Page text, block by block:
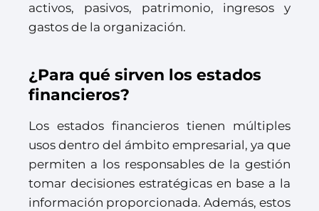
activos, pasivos, patrimonio, ingresos y
gastos de la organización.
¿Para qué sirven los estados
financieros?
Los estados financieros tienen múltiples
usos dentro del ámbito empresarial, ya que
permiten a los responsables de la gestión
tomar decisiones estratégicas en base a la
información proporcionada. Además, estos